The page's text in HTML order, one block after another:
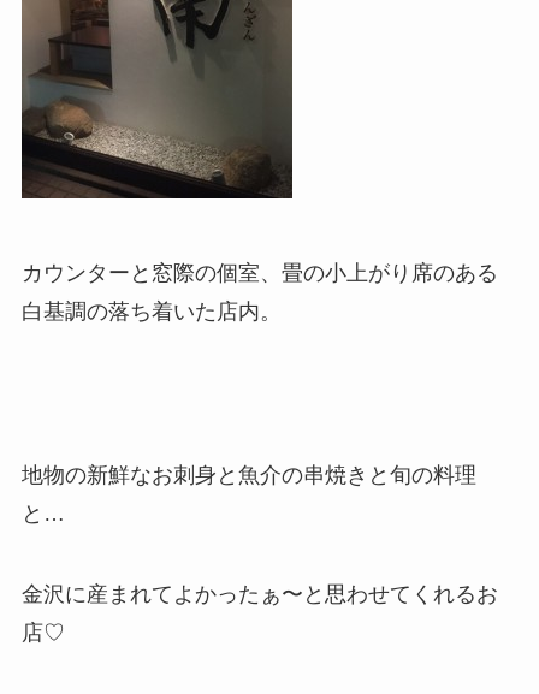
カウンターと窓際の個室、畳の小上がり席のある
白基調の落ち着いた店内。
地物の新鮮なお刺身と魚介の串焼きと旬の料理
と…
金沢に産まれてよかったぁ〜と思わせてくれるお
店♡